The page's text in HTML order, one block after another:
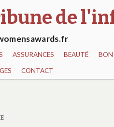
de
ASSURANCES BEAUTÉ BON
CONTACT